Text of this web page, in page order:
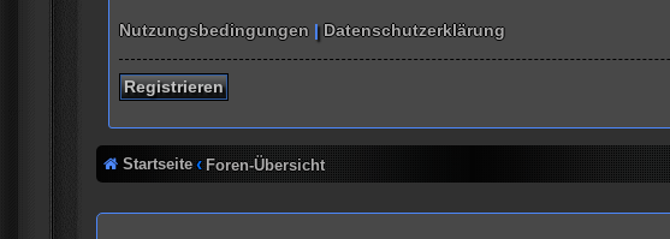
Nutzungsbedingungen |Datenschutzerklärung
Registrieren
Startseite Foren-Übersicht